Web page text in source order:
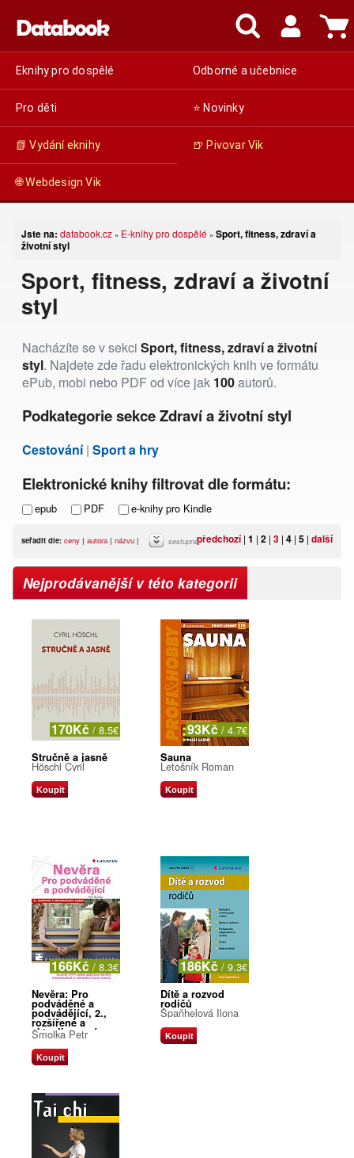
Eknihy pro dospělé Odborné a učebnice
Pro děti ⭐ Novinky
📗 Vydání eknihy 🍺 Pivovar Vik
🌐 Webdesign Vik
Jste na: databook.cz » E-knihy pro dospělé » Sport, fitness, zdraví a
životní styl
Sport, fitness, zdraví a životní
styl
Nacházíte se v sekci Sport, fitness, zdraví a životní
styl. Najdete zde řadu elektronických knih ve formátu
ePub, mobi nebo PDF od více jak 100autorů.
Podkategorie sekce Zdraví a životní styl
Cestování| Sport a hry
Elektronické knihy filtrovat dle formátu:
epub PDF e-knihy pro Kindle
předchozí| 1 | 2 | 3 | 4 | 5 | další
seřadit dle: ceny | autora | názvu | sestupně
Nejprodávanější v této kategorii
170Kč / 8.5€
Stručně a jasně
Höschl Cyril
Koupit
93Kč / 4.7€
Sauna
Letošník Roman
Koupit
166Kč / 8.3€
Nevěra: Pro
podváděné a
podvádějící, 2.,
rozšířené a
aktualizované
vydání
Šmolka Petr
Koupit
186Kč / 9.3€
Dítě a rozvod
rodičů
Špaňhelová Ilona
Koupit